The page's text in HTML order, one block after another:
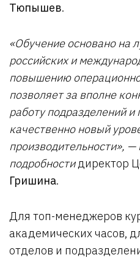
Тюпышев.
«Обучение основано на
российских и
повышению
позволяет за вполне
работу подразделений и
качественно новый
производительности», —
подробностидиректор
Гришина.
Для топ-менеджеров
академических часов,
отделов и